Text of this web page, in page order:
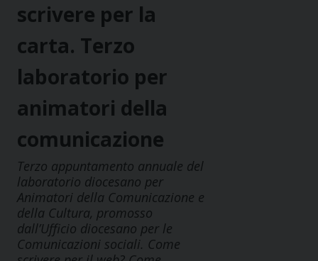
scrivere per la
carta. Terzo
laboratorio per
animatori della
comunicazione
Terzo appuntamento annuale del
laboratorio diocesano per
Animatori della Comunicazione e
della Cultura, promosso
dall’Ufficio diocesano per le
Comunicazioni sociali. Come